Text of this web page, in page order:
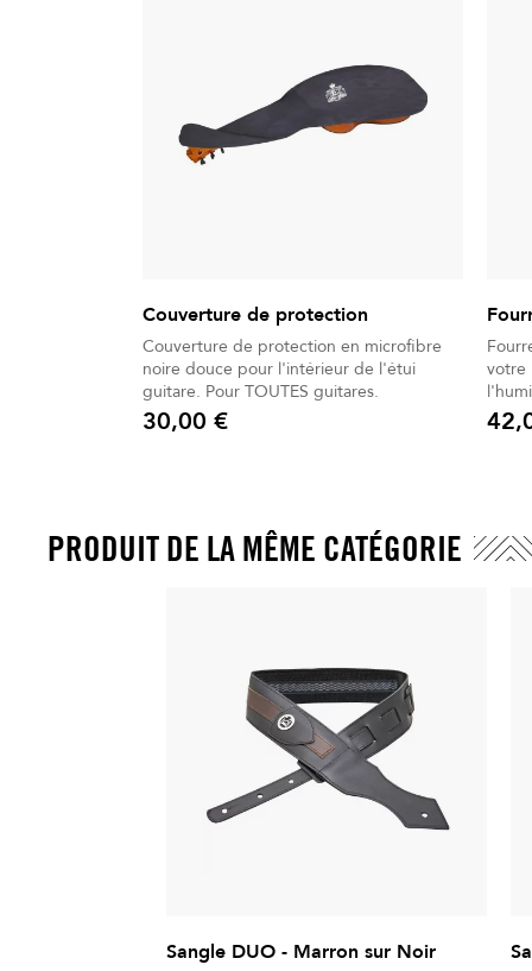
Couverture de protection
Couverture de protection en microfibre
noire douce pour l'intérieur de l'étui
guitare. Pour TOUTES guitares.
Prix
30,00 €
votre
Prix
PRODUIT DE LA MÊME CATÉGORIE
Sangle DUO - Marron sur Noir